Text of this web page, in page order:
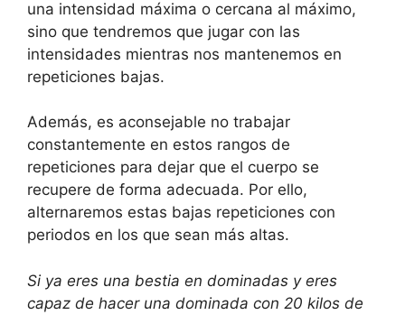
una intensidad máxima o cercana al máximo,
sino que tendremos que jugar con las
intensidades mientras nos mantenemos en
repeticiones bajas.
Además, es aconsejable no trabajar
constantemente en estos rangos de
repeticiones para dejar que el cuerpo se
recupere de forma adecuada. Por ello,
alternaremos estas bajas repeticiones con
periodos en los que sean más altas.
Si ya eres una bestia en dominadas y eres
capaz de hacer una dominada con 20 kilos de